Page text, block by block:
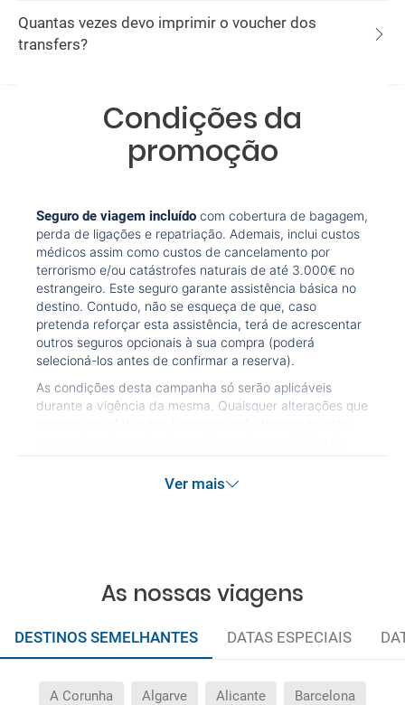
Quantas vezes devo imprimir o voucher dos
transfers?
Condições da
promoção
Seguro de viagem incluído com cobertura de bagagem,
perda de ligações e repatriação. Ademais, inclui custos
médicos assim como custos de cancelamento por
terrorismo e/ou catástrofes naturais de até 3.000€ no
estrangeiro. Este seguro garante assistência básica no
destino. Contudo, não se esqueça de que, caso
pretenda reforçar esta assistência, terá de acrescentar
outros seguros opcionais à sua compra (poderá
selecioná-los antes de confirmar a reserva).
As condições desta campanha só serão aplicáveis
durante a vigência da mesma. Quaisquer alterações que
Ver mais
As nossas viagens
DESTINOS SEMELHANTES DATAS ESPECIAIS
A Corunha Algarve Alicante Barcelona